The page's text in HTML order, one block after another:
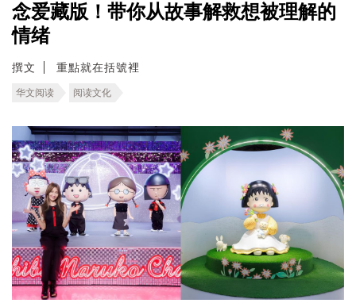
念爱藏版！带你从故事解救想被理解的
情绪
撰文 重點就在括號裡
华文阅读 阅读文化